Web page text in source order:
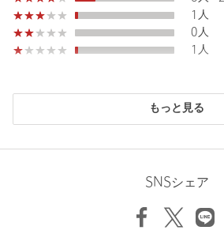
・A4サイズ（横210×縦297）曲げずに収
る）
・A4サイズ横に収納のままバッグ内側の
・様々なシーンに応用できるカラーバリ
1人
0人
1人
マチがしっかりあるので、余裕を持っ
もっと見る
SNSシェア